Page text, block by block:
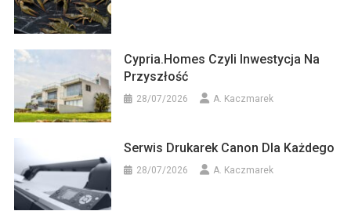
Cypria.homes Czyli Inwestycja Na
Przyszłość
28/07/2026 A. Kaczmarek
Serwis Drukarek Canon Dla Każdego
28/07/2026 A. Kaczmarek